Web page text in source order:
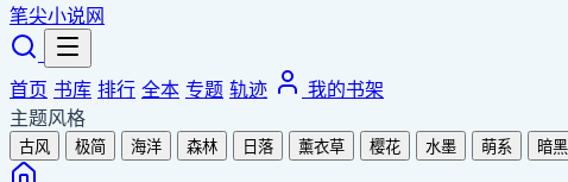
笔尖小说网
首页 书库 排行 全本 专题 轨迹
我的书架
主题风格
古风 极简 海洋 森林 日落 薰衣草 樱花 水墨 萌系 暗黑